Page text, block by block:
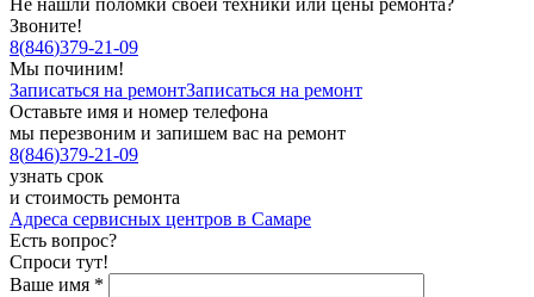
Не нашли поломки своей техники или цены ремонта?
Звоните!
8(846)379-21-09
Мы починим!
Записаться на ремонтЗаписаться на ремонт
Оставьте имя и номер телефона
мы перезвоним и запишем вас на ремонт
8(846)379-21-09
узнать срок
и стоимость ремонта
Адреса сервисных центров в Самаре
Есть вопрос?
Спроси тут!
Ваше имя *